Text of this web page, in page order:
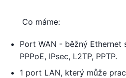
Co máme:
Port WAN - běžný
PPPoE, IPsec, L2TP, PPTP.
1 port LAN, který může